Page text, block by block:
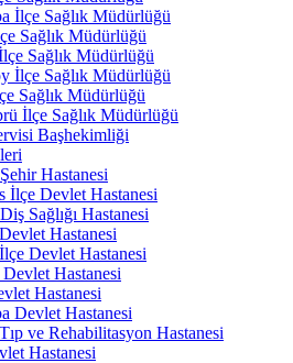
İlçe Sağlık Müdürlüğü
Sağlık Müdürlüğü
Sağlık Müdürlüğü
İlçe Sağlık Müdürlüğü
Sağlık Müdürlüğü
İlçe Sağlık Müdürlüğü
Başhekimliği
Hastanesi
İlçe Devlet Hastanesi
Sağlığı Hastanesi
Hastanesi
Devlet Hastanesi
Hastanesi
Hastanesi
Devlet Hastanesi
ve Rehabilitasyon Hastanesi
Hastanesi